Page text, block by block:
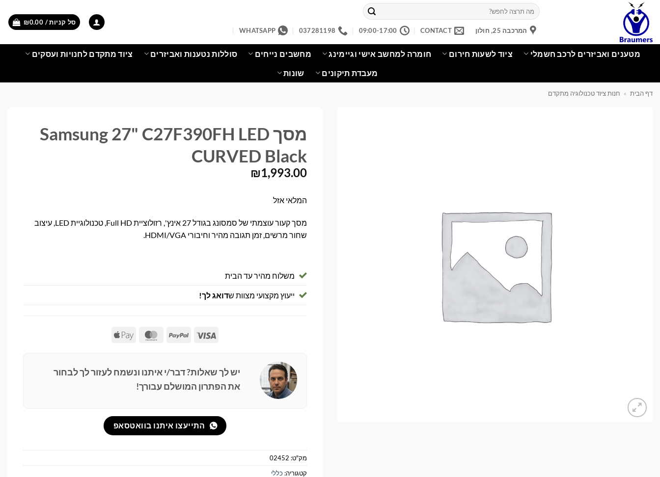
content
חיפוש
עבור:
המרכבה 25, חולון CONTACT
09:00-17:00
037281198
WHATSAPP
סל קניות / ₪0.00
מטענים ואביזרים לרכב חשמלי ציוד לשעות חירום חומרה למחשב אישי וגיימינג מחשבים נייחים סוללות נטענות ואביזרים ציוד מתקדם לחנויות ועסקים
מעבדת תיקונים שונות
דף הבית » חנות ציוד טכנולוגיה מתקדם
מסך Samsung 27" C27F390FH LED
CURVED Black
₪1,993.00
המלאי אזל
מסך קעור עוצמתי של סמסונג בגודל 27 אינץ', רזולוציית Full HD, טכנולוגיית LED, עיצוב
שחור מרשים, זמן תגובה מהיר וחיבורי HDMI/VGA.
משלוח מהיר עד הבית
ייעוץ מקצועי מצוות שדואג לך!
Visa
PayPal
MasterCard
Apple
יש לך שאלות? דבר/י איתנו ונשמח לעזור לך לבחור
את הפתרון המושלם עבורך!
התייעצו איתנו בוואטסאפ
מק"ט: 02452
קטגוריה: כללי